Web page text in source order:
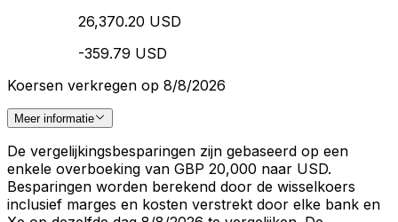
26,370.20 USD
-359.79 USD
Koersen verkregen op 8/8/2026
Meer informatie
De vergelijkingsbesparingen zijn gebaseerd op een
enkele overboeking van GBP 20,000 naar USD.
Besparingen worden berekend door de wisselkoers
inclusief marges en kosten verstrekt door elke bank en